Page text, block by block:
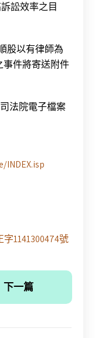
訟效率之目
股以有律師為
事件將寄送附件
法院電子檔案
INDEX.isp
1141300474號
下一篇